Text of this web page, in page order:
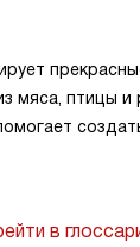
мяса, птицы
в